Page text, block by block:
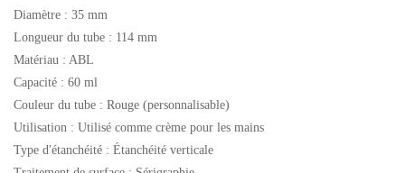
Diamètre : 35 mm
Longueur du tube : 114 mm
Matériau : ABL
Capacité : 60 ml
Couleur du tube : Rouge (personnalisable)
Utilisation : Utilisé comme crème pour les mains
Type d'étanchéité : Étanchéité verticale